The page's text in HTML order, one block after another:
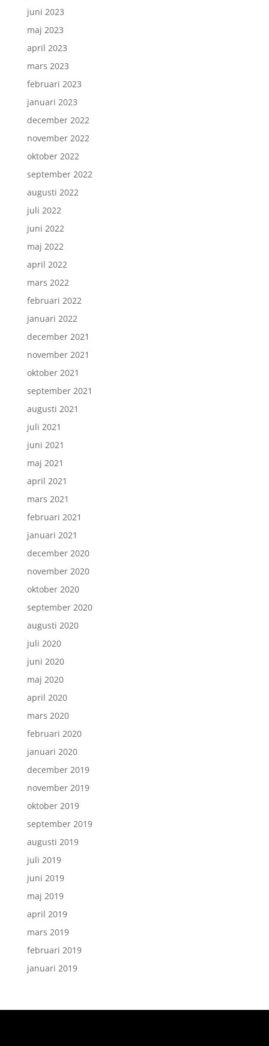
juni 2023
maj 2023
april 2023
mars 2023
februari 2023
januari 2023
december 2022
november 2022
oktober 2022
september 2022
augusti 2022
juli 2022
juni 2022
maj 2022
april 2022
mars 2022
februari 2022
januari 2022
december 2021
november 2021
oktober 2021
september 2021
augusti 2021
juli 2021
juni 2021
maj 2021
april 2021
mars 2021
februari 2021
januari 2021
december 2020
november 2020
oktober 2020
september 2020
augusti 2020
juli 2020
juni 2020
maj 2020
april 2020
mars 2020
februari 2020
januari 2020
december 2019
november 2019
oktober 2019
september 2019
augusti 2019
juli 2019
juni 2019
maj 2019
april 2019
mars 2019
februari 2019
januari 2019